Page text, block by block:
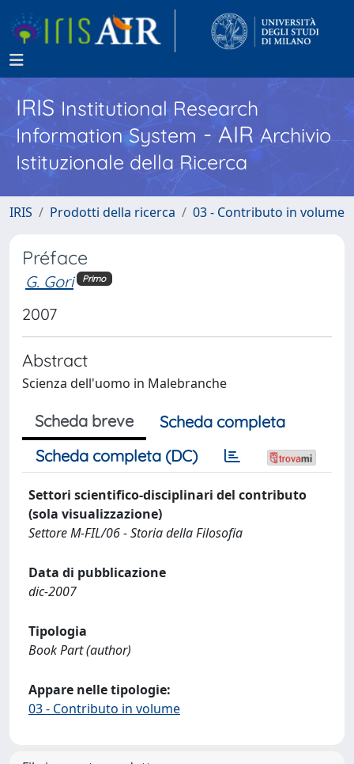
IRISInstitutional Research
Information System - AIR Archivio
Istituzionale della Ricerca
IRIS Prodotti della ricerca 03 - Contributo in volume
Préface
G. Gori Primo
2007
Abstract
Scienza dell'uomo in Malebranche
Scheda breve
Scheda completa
Scheda completa (DC)
Settori scientifico-disciplinari del contributo
(sola visualizzazione)
Settore M-FIL/06 - Storia della Filosofia
Data di pubblicazione
dic-2007
Tipologia
Book Part (author)
Appare nelle tipologie:
03 - Contributo in volume